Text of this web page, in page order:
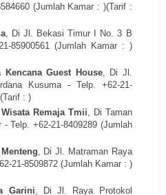
(Jumlah Kamar : )(Tarif :
, Di Jl. Bekasi Timur I No. 3 B
85900561(Jumlah Kamar : )
Guest House, Di Jl.
Kusuma- Telp. +62-21-
: )
Remaja Tmii , Di Taman
- Telp. +62-21-8409289(Jumlah
, Di Jl. Matraman Raya
21-8509872(Jumlah Kamar : )
Garini, Di Jl. Raya Protokol